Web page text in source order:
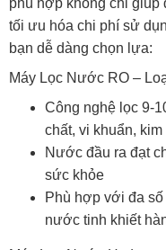
tối ưu hóa chi phí sử
bạn dễ dàng chọn lựa:
Máy Lọc Nước RO –
Công nghệ lọc 9-
chất, vi khuẩn,
Nước đầu ra đạt
sức khỏe
Phù hợp với đa
nước tinh khiết